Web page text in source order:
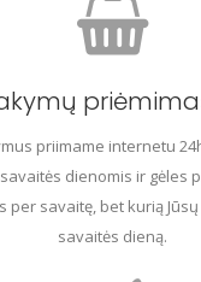
priimame internetu
dienomis ir gėles
per savaitę, bet kurią
savaitės dieną.